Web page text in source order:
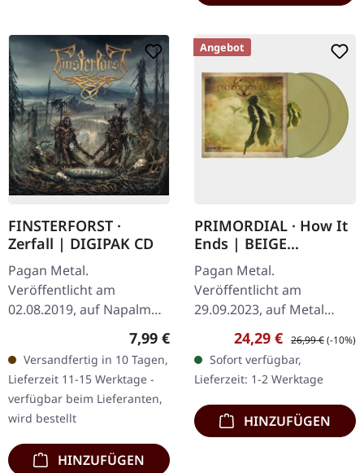
FINSTERFORST ·
Zerfall | DIGIPAK CD
Pagan Metal.
Veröffentlicht am
02.08.2019, auf Napalm
Records. CD im Digipak.
Finsterforst entfesseln
mit „Zerfall" ihr bisher
vernichtendste…
Regulärer Preis:
7,99 €
Versandfertig in 10 Tagen,
Lieferzeit 11-15 Werktage -
verfügbar beim Lieferanten,
wird bestellt
HINZUFÜGEN
Angebot
PRIMORDIAL · How It
Ends | BEIGE
MARBLED 2LP
Pagan Metal.
Veröffentlicht am
29.09.2023, auf Metal
Blade Records. Beige
marmoriertes Doppel-
Vinyl im Gatefold-Cover.
Die irischen Legenden…
Verkaufspreis:
24,29 € Regulärer Preis:
26,99 €(-10%)
Sofort verfügbar,
Lieferzeit: 1-2 Werktage
HINZUFÜGEN